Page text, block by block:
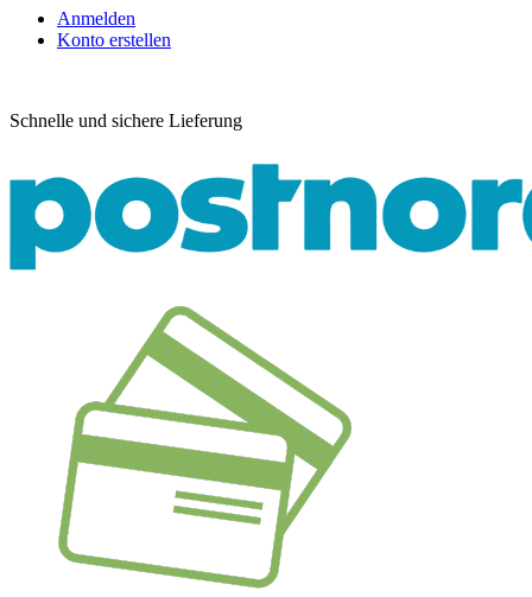
Anmelden
Konto erstellen
Schnelle und sichere Lieferung